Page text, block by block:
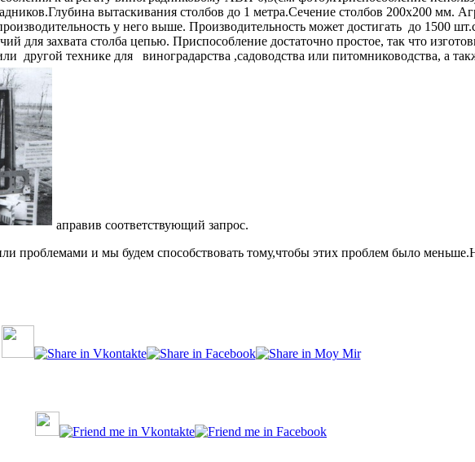
вытаскивания столбов до 1 метра.Сечение столбов 200х200 мм.
у него выше. Производительность может достигать до 1500
для захвата столба цепью. Приспособление достаточно простое, так что
технике для виноградарства ,садоводства или питомниководства, а
аправив соответствующий запрос.
проблемами и мы будем способствовать тому,чтобы этих проблем было